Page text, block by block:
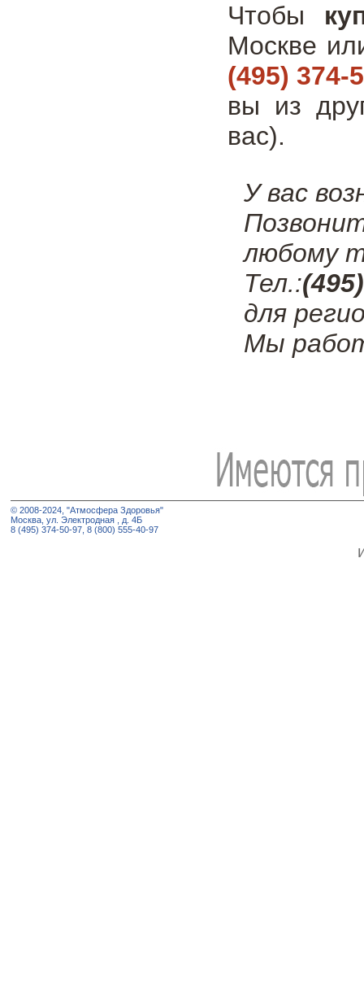
Чтобы
Москве
(495) 374-
вы из
вас).
У вас
любому
Тел.:
для
Мы
© 2008-2024, "Атмосфера Здоровья"
Москва, ул. Электродная , д. 4Б
8 (495) 374-50-97, 8 (800) 555-40-97